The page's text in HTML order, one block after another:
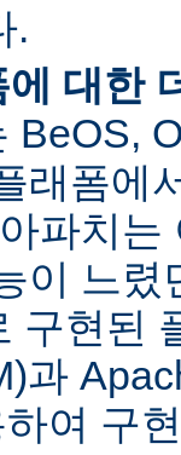
.
대한
BeOS,
래폼에
파치
이 느
구현된
과
여 구